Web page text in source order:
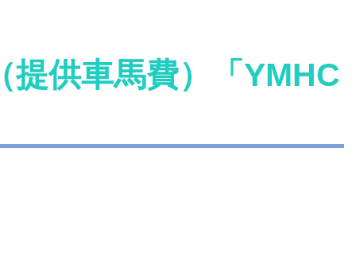
供車馬費）「YMHC